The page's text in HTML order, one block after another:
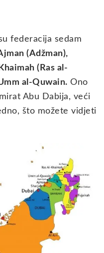
federacija sedam
(Adžman),
(Ras al-
al-Quwain. Ono
Abu Dabija, veći
što možete vidjeti